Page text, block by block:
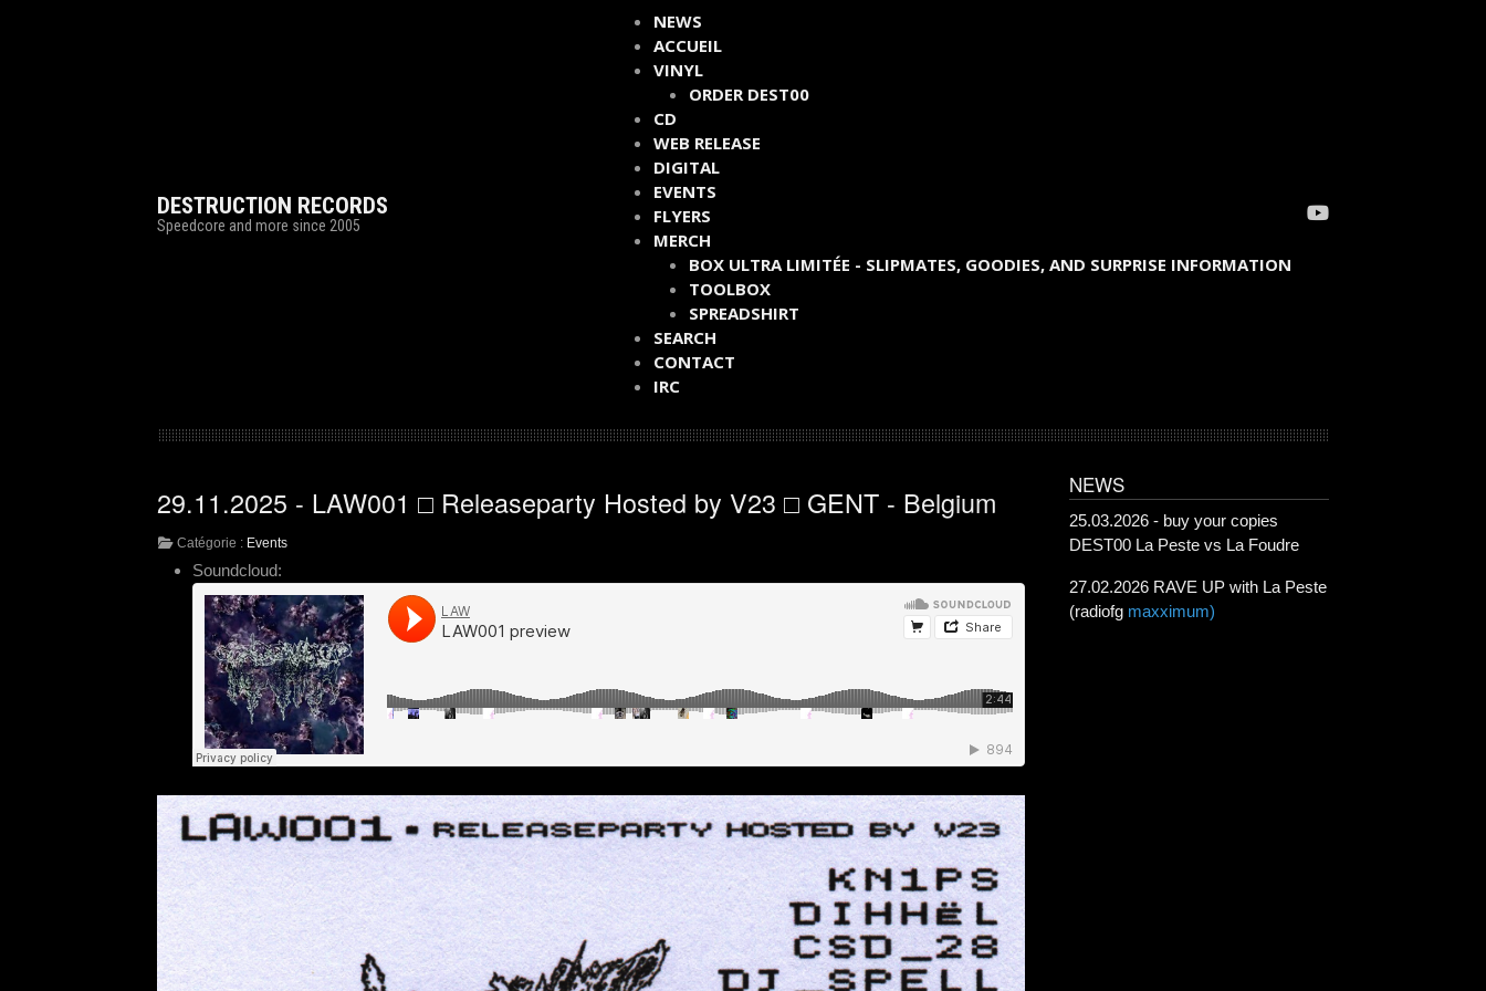
DESTRUCTION RECORDS
Speedcore and more since 2005
NEWS
ACCUEIL
VINYL
ORDER DEST00
CD
WEB RELEASE
DIGITAL
EVENTS
FLYERS
MERCH
BOX ULTRA LIMITÉE - SLIPMATES, GOODIES, AND SURPRISE INFORMATION
TOOLBOX
SPREADSHIRT
SEARCH
CONTACT
IRC
29.11.2025 - LAW001 □ Releaseparty Hosted by V23 □ GENT - Belgium
Catégorie : Events
Soundcloud:
NEWS
25.03.2026 - buy your copies
DEST00 La Peste vs La Foudre
27.02.2026 RAVE UP with La Peste
(radiofg maxximum)